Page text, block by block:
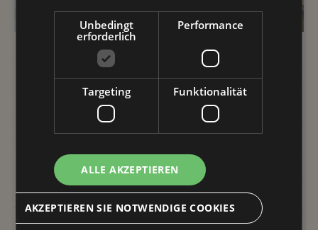
PANORAMA
mit Terrasse mit
Blick auf das
Meer
DETAILS
Unbedingt
erforderlich
Performance
Targeting Funktionalität
ALLE AKZEPTIEREN
AKZEPTIEREN SIE NOTWENDIGE COOKIES